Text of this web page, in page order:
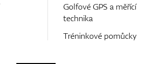
Golfové GPS a měřící
technika
Tréninkové pomůcky